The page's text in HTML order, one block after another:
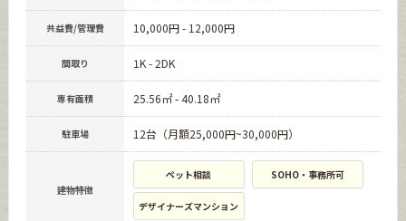
共益費/管理費 10,000円 - 12,000円
間取り 1K - 2DK
専有面積 25.56㎡ - 40.18㎡
駐車場 12台（月額25,000円~30,000円）
建物特徴
ペット相談 SOHO・事務所可
デザイナーズマンション